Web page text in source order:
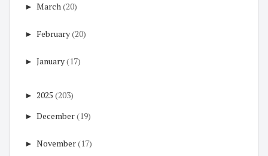
► March(20)
► February(20)
► January(17)
► 2025 (203)
► December(19)
► November(17)